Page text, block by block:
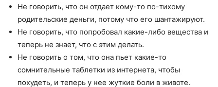
Не говорить, что он отдает кому-то по-тихому
родительские деньги, потому что его шантажируют.
Не говорить, что попробовал какие-либо вещества и
теперь не знает, что с этим делать.
Не говорить о том, что она пьет какие-то
сомнительные таблетки из интернета, чтобы
похудеть, и теперь у нее жуткие боли в животе.